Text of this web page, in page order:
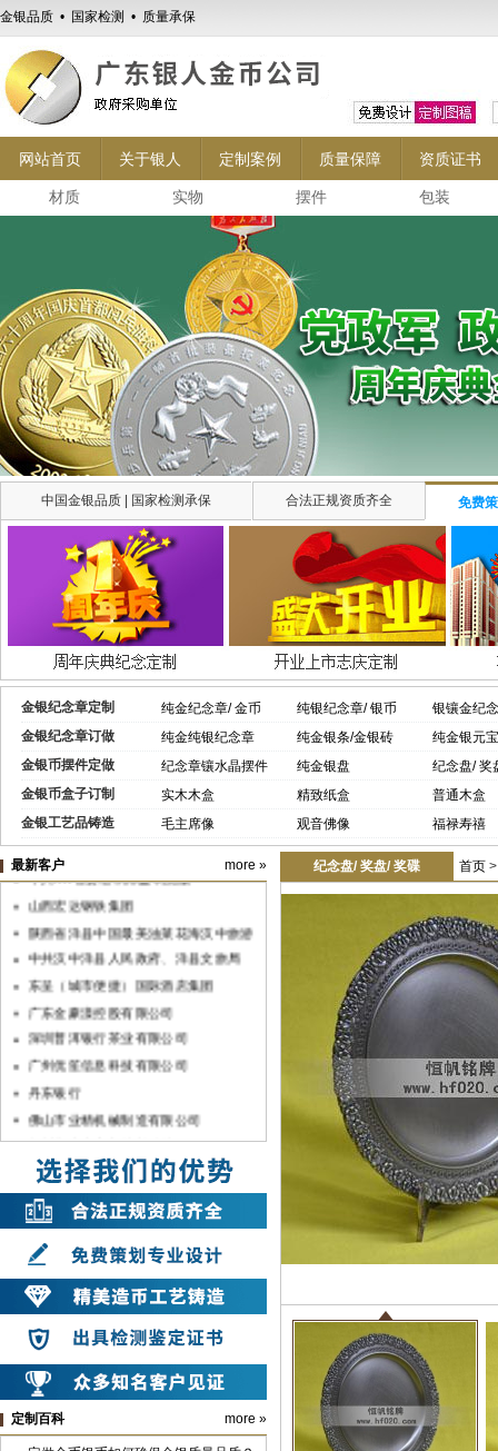
金银品质 • 国家检测 • 质量承保
网站首页 关于银人 定制案例 质量保障 资质证书
材质 实物 摆件 包装
中国金银品质 | 国家检测承保 合法正规资质齐全 免费
金银纪念章定制 纯金纪念章/ 金币 纯银纪念章/ 银币
银镶金纪
金银纪念章订做
纯金纯银纪念章 纯金银条/金银砖
纯金银元宝
金银币摆件定做
纪念章镶水晶摆件 纯金银盘
纪念盘/ 奖
金银币盒子订制
实木木盒 精致纸盒
普通木盒
金银工艺品铸造
毛主席像 观音佛像 福禄寿禧
纪念盘/ 奖盘/ 奖碟 首页
最新客户 more »
中共XX省委组织部监制党徽
山西宏达钢铁集团
陕西省洋县中国最美油菜花海汉中旅游
文化节
中共汉中洋县人民政府、洋县文旅局
东呈（城市便捷）国际酒店集团
广东金豪漾控股有限公司
深圳普洱银行茶业有限公司
丹东银行
佛山市业精机械制造有限公司
兰州方大炭素新材料科技股份有限公司
上海暨轩生物医学科技有限公司
深圳宇宏集团
中国银行湛江分行
中共汉滨区委
山东兆通科技有限公司
中共安康市委
中共汉滨区委组织部
山东长征教育科技有限公司
深圳市彬讯科技有限公司（土巴兔）
上海雪榕生物科技股份有限公司
定制百科 more »